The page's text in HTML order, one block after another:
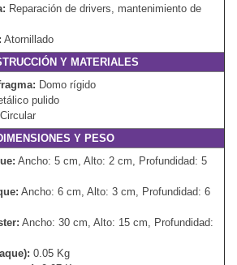
Reparación de drivers, mantenimiento de
Atornillado
Y MATERIALES
Domo rígido
pulido
Circular
Y PESO
Ancho: 5 cm, Alto: 2 cm, Profundidad: 5
Ancho: 6 cm, Alto: 3 cm, Profundidad: 6
Ancho: 30 cm, Alto: 15 cm, Profundidad:
0.05 Kg